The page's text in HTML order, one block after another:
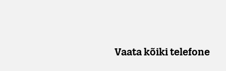
Vaata kõiki telefone